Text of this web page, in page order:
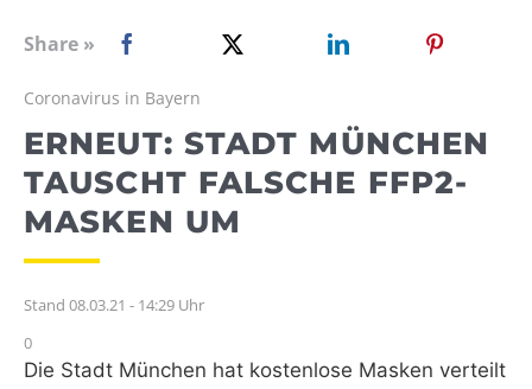
WEBRADIO
Share »
Coronavirus in Bayern
ERNEUT: STADT MÜNCHEN
TAUSCHT FALSCHE FFP2-
MASKEN UM
Stand 08.03.21 - 14:29 Uhr
0
Die Stadt München hat kostenlose Masken verteilt